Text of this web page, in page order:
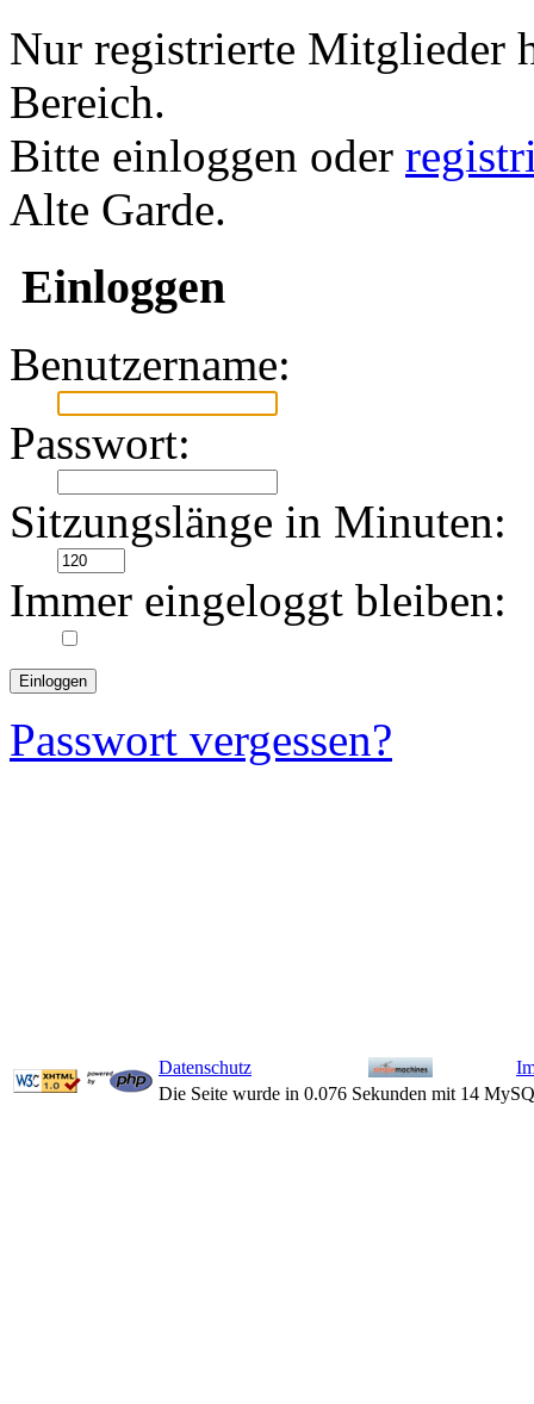
Nur registrierte Mitglieder
Bereich.
Bitte einloggen oder
Alte Garde.
Einloggen
Benutzername:
Passwort:
Sitzungslänge in Minuten:
Immer eingeloggt bleiben:
Passwort vergessen?
Datenschutz
Die Seite wurde in 0.076 Sekunden mit 14